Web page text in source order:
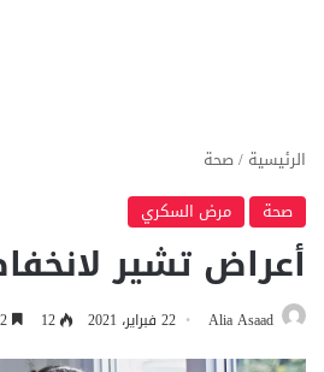
الرئيسية /صحة
صحة
مرض السكري
أعراض تشير
Alia Asaad 22 فبراير، 2021 12